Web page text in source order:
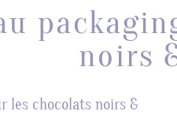
noirs
les chocolats noirs &